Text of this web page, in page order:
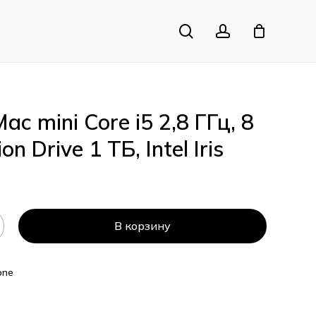
searchaccount
mini Core i5 2,8 ГГц, 8
Drive 1 TБ, Intel Iris
В корзину